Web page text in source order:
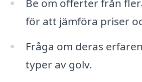
Be om offerter från
för att jämföra priser
Fråga om deras
typer av golv.